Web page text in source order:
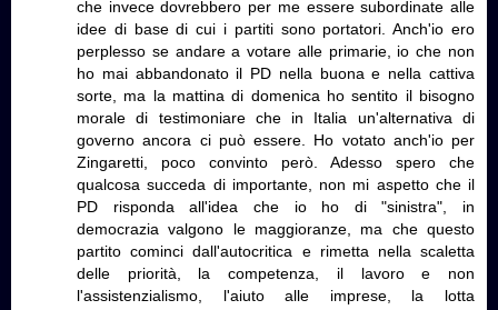
che invece dovrebbero per me essere subordinate alle
idee di base di cui i partiti sono portatori. Anch'io ero
perplesso se andare a votare alle primarie, io che non
ho mai abbandonato il PD nella buona e nella cattiva
sorte, ma la mattina di domenica ho sentito il bisogno
morale di testimoniare che in Italia un'alternativa di
governo ancora ci può essere. Ho votato anch'io per
Zingaretti, poco convinto però. Adesso spero che
qualcosa succeda di importante, non mi aspetto che il
PD risponda all'idea che io ho di "sinistra", in
democrazia valgono le maggioranze, ma che questo
partito cominci dall'autocritica e rimetta nella scaletta
delle priorità, la competenza, il lavoro e non
l'assistenzialismo, l'aiuto alle imprese, la lotta